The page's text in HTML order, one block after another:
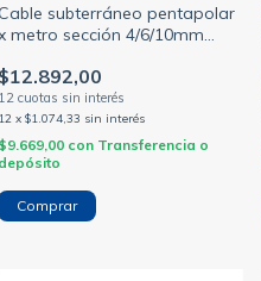
Cable subterráneo pentapolar
metro sección 4/6/10mm
$12.892,00
12 x$1.074,33 sin interés
$9.669,00 con Transferencia o
depósito
Comprar